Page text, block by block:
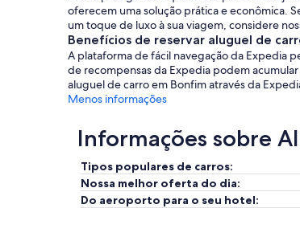
oferecem uma solução prática e econômica.
um toque de luxo à sua viagem, considere
Benefícios de reservar aluguel de
A plataforma de fácil navegação da Expedia
de recompensas da Expedia podem
aluguel de carro em Bonfim através da
Menos informações
Informações sobre
Tipos populares de carros:
Nossa melhor oferta do dia:
Do aeroporto para o seu hotel: